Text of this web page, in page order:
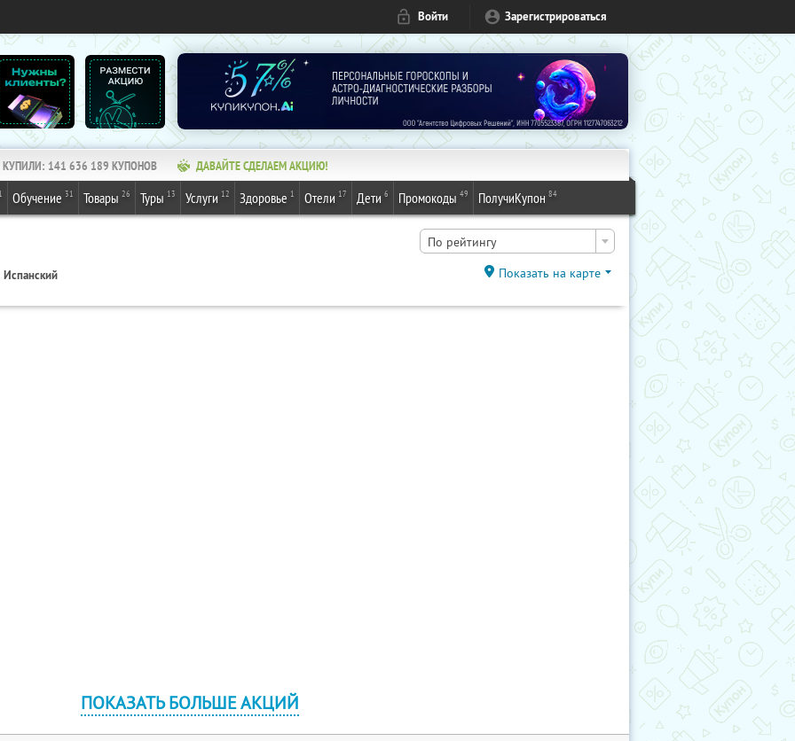
Войти Зарегистрироваться
КУПИЛИ: 141 636 189 КУПОНОВ ДАВАЙТЕ СДЕЛАЕМ АКЦИЮ!
1 Обучение 31 Товары 26 Туры 13 Услуги 12 Здоровье 1 Отели 17 Дети 6 Промокоды 49 ПолучиКупон 84
По рейтингу
Испанский Показать на карте
ПОКАЗАТЬ БОЛЬШЕ АКЦИЙ